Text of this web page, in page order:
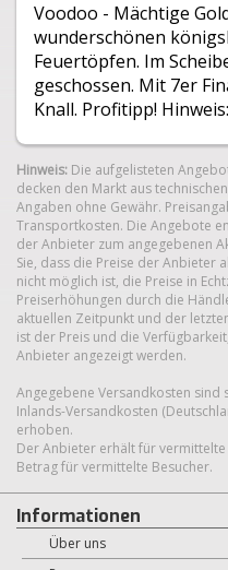
BAM:
Voodoo - Mächtige
wunderschönen
Feuertöpfen. Im
geschossen. Mit 7er
Knall. Profitipp!
Hinweis: Die aufgelisteten
decken den Markt aus
Angaben ohne Gewähr.
Transportkosten. Die Angebote
der Anbieter zum angegebenen
Sie, dass die Preise der Anbieter
nicht möglich ist, die Preise in
Preiserhöhungen durch die
aktuellen Zeitpunkt und der
ist der Preis und die
Anbieter angezeigt werden.
Angegebene Versandkosten sind
Inlands-Versandkosten
erhoben.
Der Anbieter erhält für
Betrag für vermittelte Besucher.
Informationen
Über uns